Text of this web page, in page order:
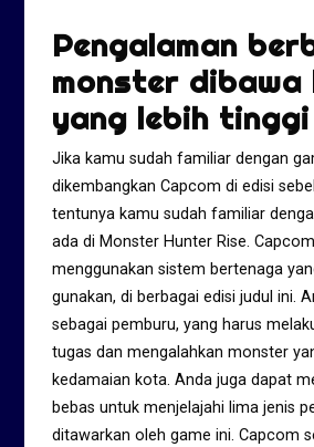
Pengalaman
monster dibawa
yang lebih tinggi
Jika kamu sudah familiar dengan
dikembangkan Capcom di edisi
tentunya kamu sudah familiar
ada di Monster Hunter Rise.
menggunakan sistem bertenaga
gunakan, di berbagai edisi judul ini.
sebagai pemburu, yang harus
tugas dan mengalahkan monster
kedamaian kota. Anda juga dapat
bebas untuk menjelajahi lima jenis
ditawarkan oleh game ini. Capcom